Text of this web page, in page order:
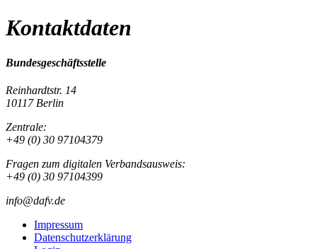
Kontaktdaten
Bundesgeschäftsstelle
Reinhardtstr. 14
10117 Berlin
Zentrale:
+49 (0) 30 97104379
Fragen zum digitalen Verbandsausweis:
+49 (0) 30 97104399
info@dafv.de
Impressum
Datenschutzerklärung